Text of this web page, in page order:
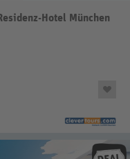
Hotel München